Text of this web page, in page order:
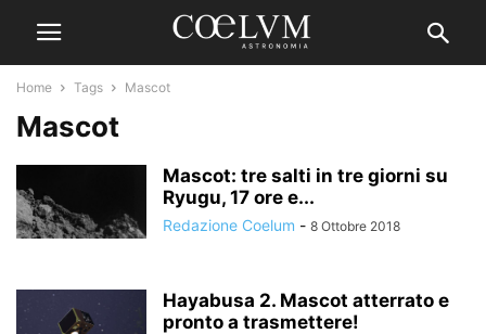
Home Tags Mascot
Mascot
Mascot: tre salti in tre giorni su
Ryugu, 17 ore e...
Redazione Coelum - 8 Ottobre 2018
Hayabusa 2. Mascot atterrato e
pronto a trasmettere!